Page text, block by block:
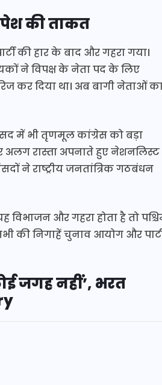
पेश की ताकत
की हार के बाद और गहरा गया।
ने विपक्ष के नेता पद के लिए
कर दिया था। अब बागी नेताओं
में भी तृणमूल कांग्रेस को बड़ा
अलग रास्ता अपनाते हुए नेशनलिस्ट
ने राष्ट्रीय जनतांत्रिक गठबंधन
और गहरा होता है तो
की निगाहें चुनाव आयोग और
जगह नहीं’, भरत